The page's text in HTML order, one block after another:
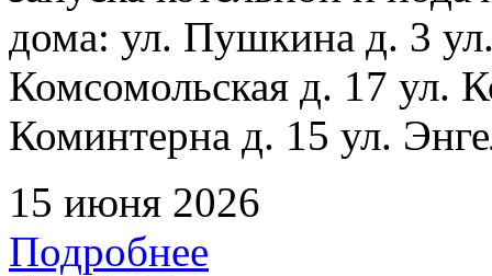
дома: ул. Пушкина д. 3
Комсомольская д. 17 ул.
Коминтерна д. 15 ул.
15 июня 2026
Подробнее